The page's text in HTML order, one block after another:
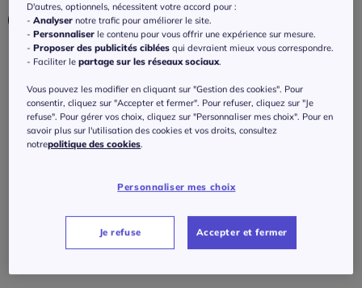
Taille :
Veuillez sélectionner une taille
38 -En stock
En stock
Guide des tailles
179€
ou 3 fois 59,68 € sans frais ?
J'ajoute au panier
D'autres, optionnels, nécessitent votre accord pour :
-Analyser notre trafic pour améliorer le site.
-Personnaliser le contenu pour vous offrir une expérience sur mesure.
-Proposer des publicités ciblées qui devraient mieux vous correspondre.
- Faciliter lepartage sur les réseaux sociaux.
Vous pouvez les modifier en cliquant sur "Gestion des cookies". Pour
consentir, cliquez sur "Accepter et fermer". Pour refuser, cliquez sur "Je
refuse". Pour gérer vos choix, cliquez sur "Personnaliser mes choix". Pour en
savoir plus sur l'utilisation des cookies et vos droits, consultez
notrepolitique des cookies.
Personnaliser mes choix
Je refuse Accepter et fermer